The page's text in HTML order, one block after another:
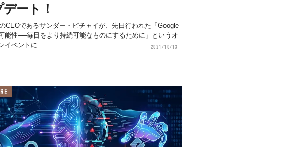
デート！
CEOであるサンダー・ピチャイが、先日行われた「Google
能性──毎日をより持続可能なものにするために」というオ
イベントに...
2021/10/13